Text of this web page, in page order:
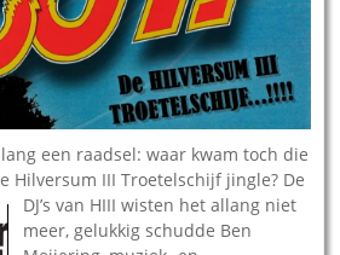
een raadsel: waar kwam toch die
Hilversum III Troetelschijf jingle? De
DJ’s van HIII wisten het allang niet
meer, gelukkig schudde Ben